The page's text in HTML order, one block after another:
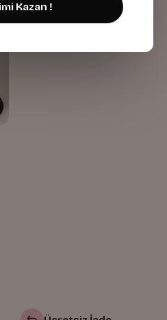
Kazan !